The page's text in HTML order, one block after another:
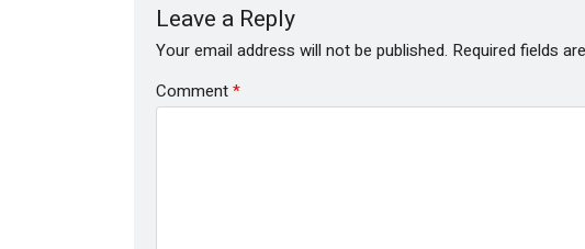
Leave a Reply
Your email address will not be published. Required fields
Comment*